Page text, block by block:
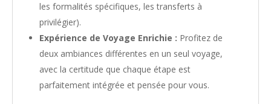
les formalités spécifiques, les transferts à
privilégier).
Expérience de Voyage Enrichie : Profitez de
deux ambiances différentes en un seul voyage,
avec la certitude que chaque étape est
parfaitement intégrée et pensée pour vous.